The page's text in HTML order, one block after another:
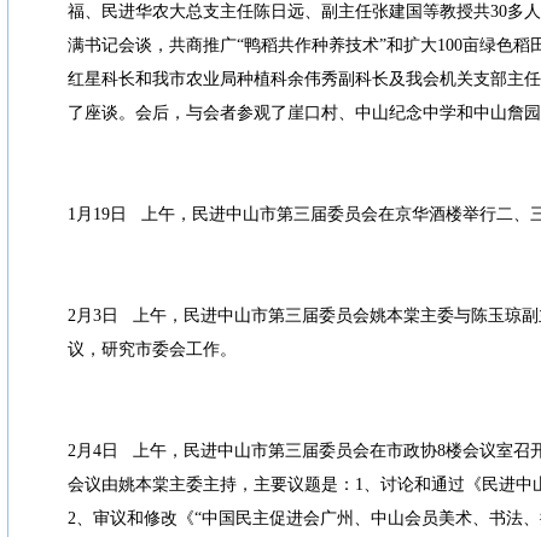
福、民进华农大总支主任陈日远、副主任张建国等教授共30多
满书记会谈，共商推广“鸭稻共作种养技术”和扩大100亩绿色稻
红星科长和我市农业局种植科余伟秀副科长及我会机关支部主
了座谈。会后，与会者参观了崖口村、中山纪念中学和中山詹
1月19日 上午，民进中山市第三届委员会在京华酒楼举行二、
2月3日 上午，民进中山市第三届委员会姚本棠主委与陈玉琼
议，研究市委会工作。
2月4日 上午，民进中山市第三届委员会在市政协8楼会议室召
会议由姚本棠主委主持，主要议题是：1、讨论和通过《民进中
2、审议和修改《“中国民主促进会广州、中山会员美术、书法